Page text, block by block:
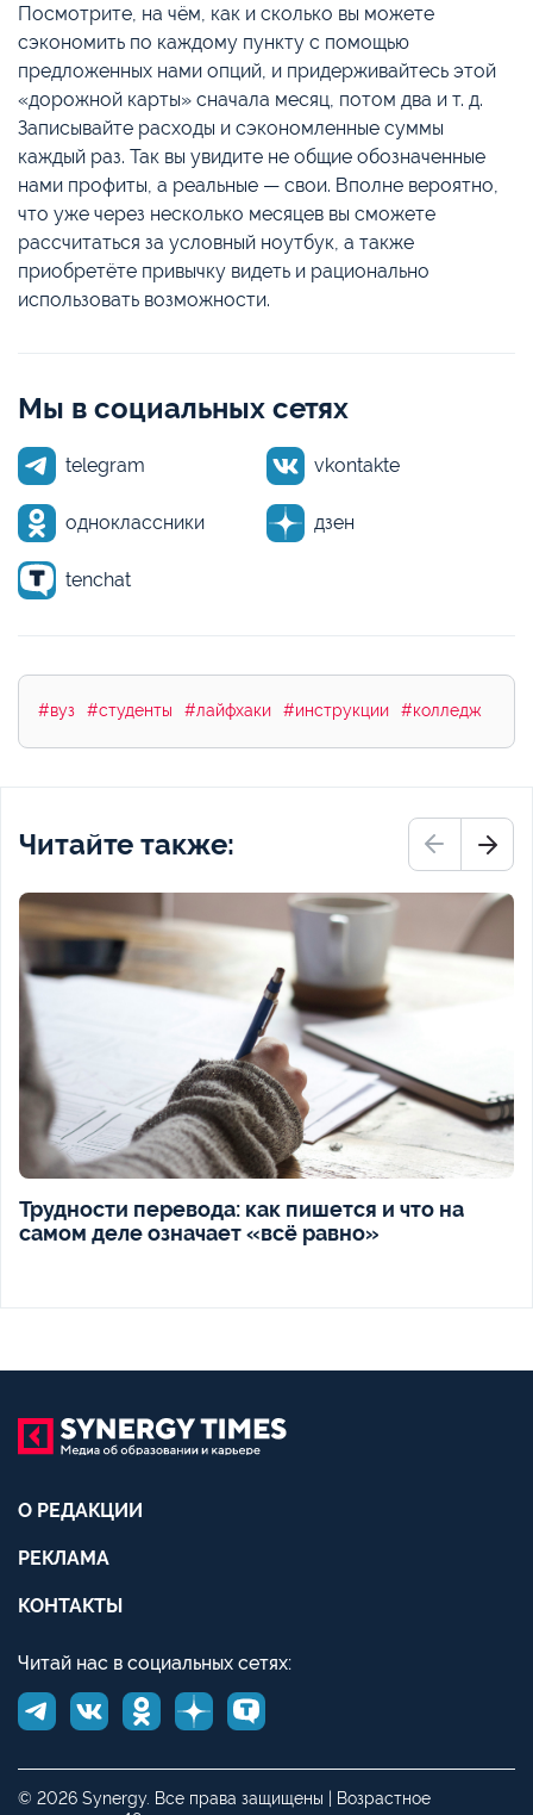
Посмотрите, на чём, как и сколько вы можете
сэкономить по каждому пункту с помощью
предложенных нами опций, и придерживайтесь этой
«дорожной карты» сначала месяц, потом два и т. д.
Записывайте расходы и сэкономленные суммы
каждый раз. Так вы увидите не общие обозначенные
нами профиты, а реальные — свои. Вполне вероятно,
что уже через несколько месяцев вы сможете
рассчитаться за условный ноутбук, а также
приобретёте привычку видеть и рационально
использовать возможности.
Мы в социальных сетях
telegram vkontakte
одноклассники дзен
tenchat
#вуз #студенты #лайфхаки #инструкции #колледж
Читайте также:
Трудности перевода: как пишется и что на
самом деле означает «всё равно»
О РЕДАКЦИИ
РЕКЛАМА
КОНТАКТЫ
Читай нас в социальных сетях:
© 2026 Synergy. Все права защищены | Возрастное